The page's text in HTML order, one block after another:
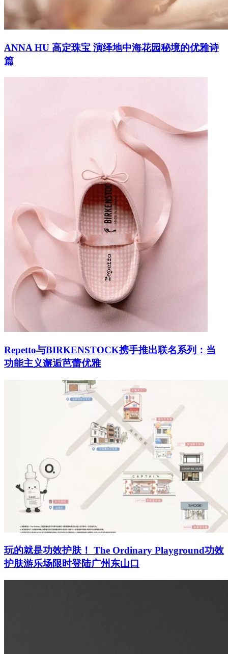
ANNA HU 高定珠宝 演绎地中海花园秘境的优雅诗
篇
Repetto与BIRKENSTOCK携手推出联名系列：当
功能主义邂逅芭蕾优雅
玩的就是功效护肤！ The Ordinary Playground功效
护肤游乐场限时登陆广州东山口